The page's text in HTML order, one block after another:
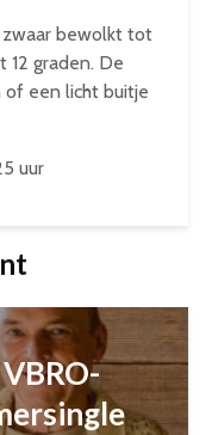
zwaar bewolkt tot
12 graden. De
of een licht buitje
uur